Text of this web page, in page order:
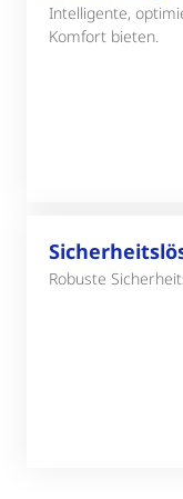
Intelligente,
Komfort bieten.
Robuste